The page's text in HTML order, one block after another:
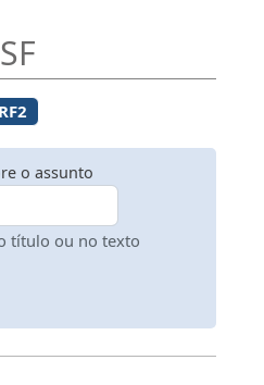
o assunto
título ou no texto